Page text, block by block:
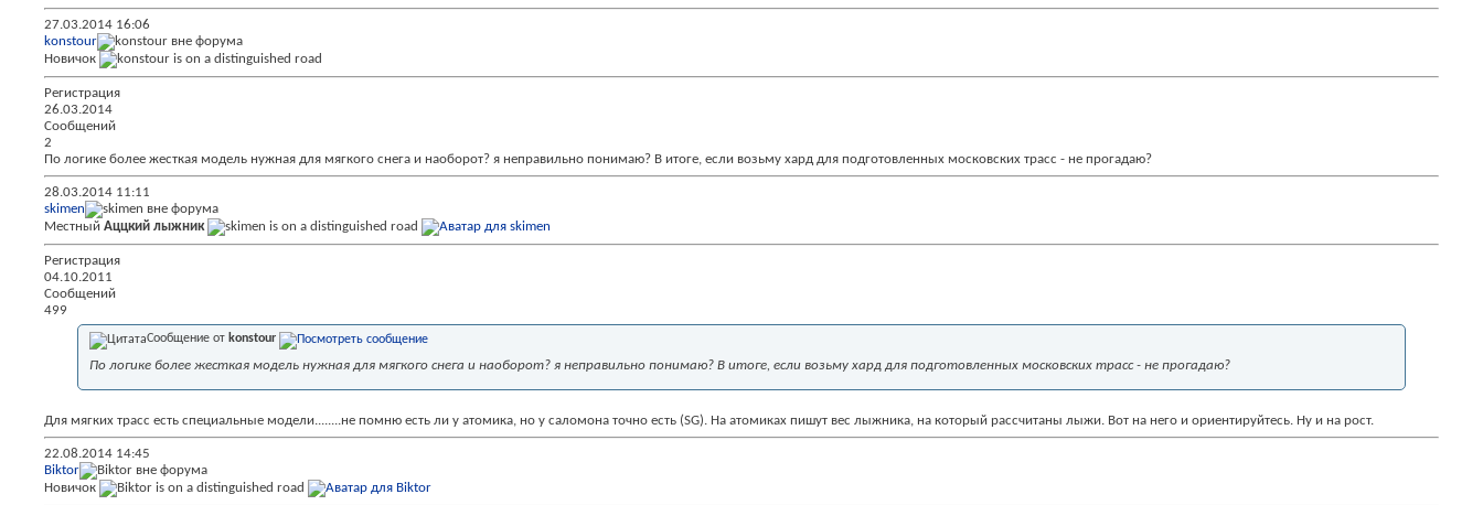
27.03.2014 16:06
konstour
Новичок
Регистрация
26.03.2014
Сообщений
2
По логике более жесткая модель нужная для мягкого снега и наоборот? я неправильно понимаю? В итоге, если возьму хард для подготовленных московских трасс - не прогадаю?
28.03.2014 11:11
skimen
Местный Аццкий лыжник
Регистрация
04.10.2011
Сообщений
499
Сообщение от konstour
По логике более жесткая модель нужная для мягкого снега и наоборот? я неправильно понимаю? В итоге, если возьму хард для подготовленных московских трасс - не прогадаю?
Для мягких трасс есть специальные модели........не помню есть ли у атомика, но у саломона точно есть (SG). На атомиках пишут вес лыжника, на который рассчитаны лыжи. Вот на него и ориентируйтесь. Ну и на рост.
22.08.2014 14:45
Biktor
Новичок